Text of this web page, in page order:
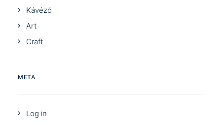
Kávézó
Art
Craft
META
Log in